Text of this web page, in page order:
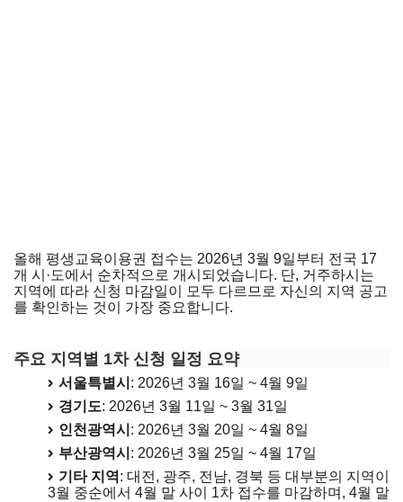
올해 평생교육이용권 접수는 2026년 3월 9일부터 전국 17
개 시·도에서 순차적으로 개시되었습니다. 단, 거주하시는
지역에 따라 신청 마감일이 모두 다르므로 자신의 지역 공고
를 확인하는 것이 가장 중요합니다.
주요 지역별 1차 신청 일정 요약
서울특별시 : 2026년 3월 16일 ~ 4월 9일
경기도: 2026년 3월 11일 ~ 3월 31일
인천광역시 : 2026년 3월 20일 ~ 4월 8일
부산광역시 : 2026년 3월 25일 ~ 4월 17일
기타 지역 : 대전, 광주, 전남, 경북 등 대부분의 지역이
3월 중순에서 4월 말 사이 1차 접수를 마감하며, 4월 말